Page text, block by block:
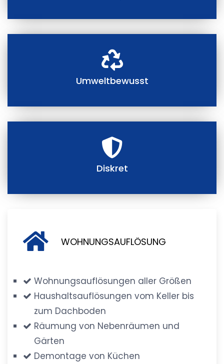
Umweltbewusst
Diskret
WOHNUNGSAUFLÖSUNG
Wohnungsauflösungen aller Größen
Haushaltsauflösungen vom Keller bis
zum Dachboden
Räumung von Nebenräumen und
Gärten
Demontage von Küchen